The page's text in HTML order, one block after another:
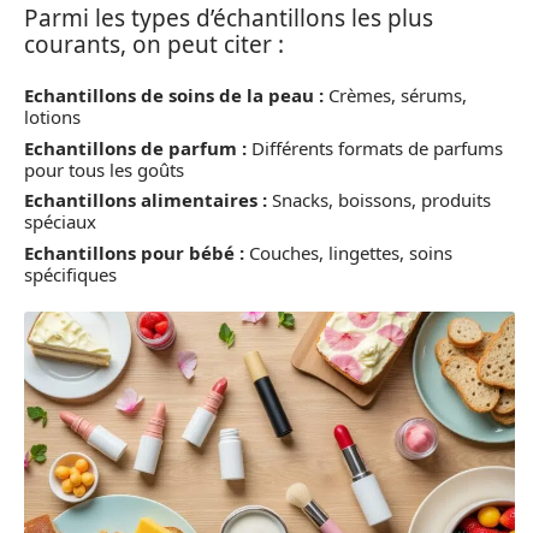
Parmi les types d’échantillons les plus
courants, on peut citer :
Echantillons de soins de la peau : Crèmes, sérums,
lotions
Echantillons de parfum : Différents formats de parfums
pour tous les goûts
Echantillons alimentaires : Snacks, boissons, produits
spéciaux
Echantillons pour bébé : Couches, lingettes, soins
spécifiques